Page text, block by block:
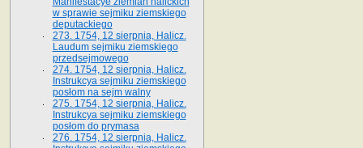
w sprawie sejmiku ziemskiego
deputackiego
273. 1754, 12 sierpnia, Halicz.
Laudum sejmiku ziemskiego
przedsejmowego
274. 1754, 12 sierpnia, Halicz.
Instrukcya sejmiku ziemskiego
posłom na sejm walny
275. 1754, 12 sierpnia, Halicz.
Instrukcya sejmiku ziemskiego
posłom do prymasa
276. 1754, 12 sierpnia, Halicz.